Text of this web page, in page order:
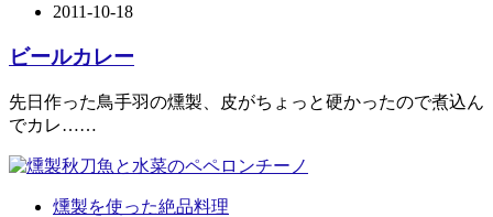
2011-10-18
ビールカレー
先日作った鳥手羽の燻製、皮がちょっと硬かったので煮込ん
でカレ……
燻製を使った絶品料理